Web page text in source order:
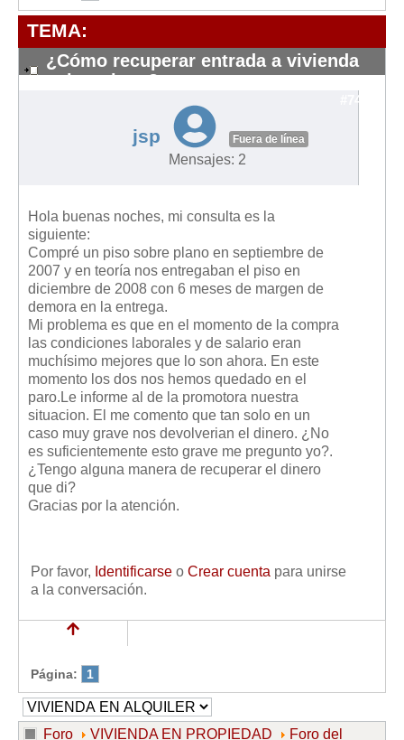
Requerimientos y comunicaciones
Formularios sobre Propiedad Horizontal
Modelos de Convocatoria de Junta de Propietarios
Requerimientos y comunicaciones
Legislación sobre la Comunidad de Propietarios
Legislación sobre Adquisición de Vivienda en Propiedad
Legislación de interés práctico
Diccionario
Usuario
Entrar / Salir
Mis boletines
TEMA:
¿Cómo recuperar entrada a vivienda
sobre plano?
#7445
jsp Fuera de línea
Mensajes: 2
Hola buenas noches, mi consulta es la
siguiente:
Compré un piso sobre plano en septiembre de
2007 y en teoría nos entregaban el piso en
diciembre de 2008 con 6 meses de margen de
demora en la entrega.
Mi problema es que en el momento de la compra
las condiciones laborales y de salario eran
muchísimo mejores que lo son ahora. En este
momento los dos nos hemos quedado en el
paro.Le informe al de la promotora nuestra
situacion. El me comento que tan solo en un
caso muy grave nos devolverian el dinero. ¿No
es suficientemente esto grave me pregunto yo?.
¿Tengo alguna manera de recuperar el dinero
que di?
Gracias por la atención.
Por favor, Identificarse o Crear cuenta para unirse
a la conversación.
Página: 1
Foro VIVIENDA EN PROPIEDAD
Foro del